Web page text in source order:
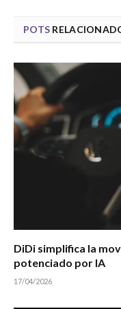
POTS
DiDi simplifica la
potenciado por IA
17/04/2026